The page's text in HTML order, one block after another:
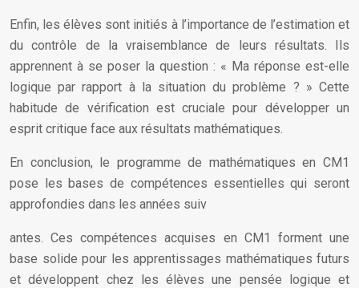
Enfin, les élèves sont initiés à l’importance de l’estimation et
du contrôle de la vraisemblance de leurs résultats. Ils
apprennent à se poser la question : « Ma réponse est-elle
logique par rapport à la situation du problème ? » Cette
habitude de vérification est cruciale pour développer un
esprit critique face aux résultats mathématiques.
En conclusion, le programme de mathématiques en CM1
pose les bases de compétences essentielles qui seront
approfondies dans les années suiv
antes. Ces compétences acquises en CM1 forment une
base solide pour les apprentissages mathématiques futurs
et développent chez les élèves une pensée logique et